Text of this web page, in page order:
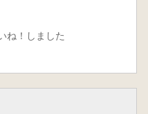
ね！しました